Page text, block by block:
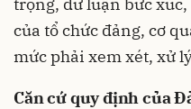
của tổ chức đảng, cơ
mức phải xem xét, xử
Căn cứ quy định của